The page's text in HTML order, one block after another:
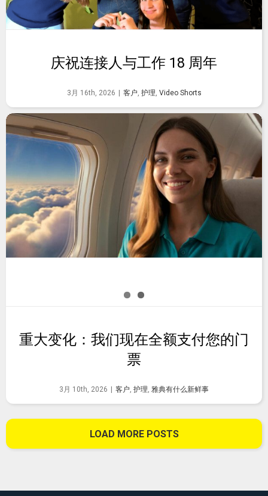
庆祝连接人与工作 18 周年
3月 16th, 2026 客户, 护理, Video Shorts
重大变化：我们现在全额支付您的门
票
3月 10th, 2026 客户, 护理, 雅典有什么新鲜事
LOAD MORE POSTS